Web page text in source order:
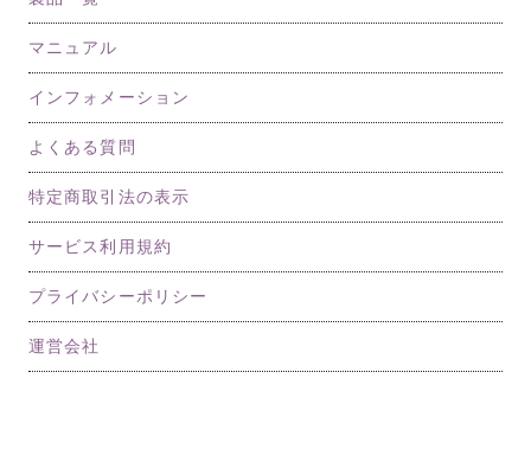
マニュアル
インフォメーション
よくある質問
特定商取引法の表示
サービス利用規約
プライバシーポリシー
運営会社